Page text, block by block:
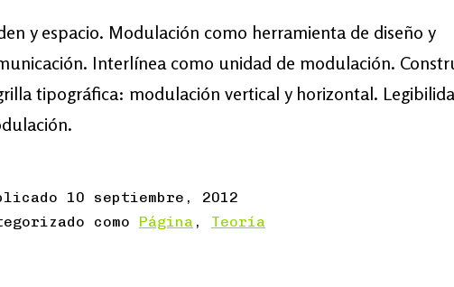
y espacio. Modulación como herramienta de diseño y
Interlínea como unidad de modulación.
tipográfica: modulación vertical y horizontal.
10 septiembre, 2012
como Página , Teoría